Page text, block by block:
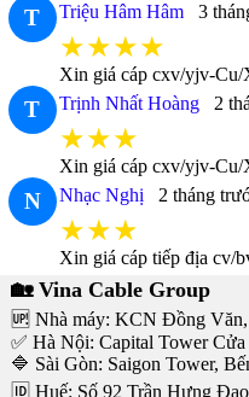
T Triệu Hâm Hâm 3
★★★★
Xin giá cáp cxv/yjv-
T Trịnh Nhất Hoàng 2
★★★
Xin giá cáp cxv/yjv-
N Nhạc Nghị 2 tháng
★★★
Xin giá cáp tiếp địa cv/
🏡 Vina Cable Group
🆙 Nhà máy: KCN Đồng
✅ Hà Nội: Capital Tower
🔷 Sài Gòn: Saigon Tower,
🆔 Huế: Số 92 Trần Hưng